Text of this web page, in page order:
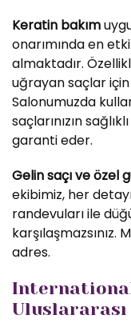
Keratin bakım
onarımında en
almaktadır.
uğrayan saçlar için
Salonumuzda
saçlarınızın
garanti eder.
Gelin saçı ve özel
ekibimiz, her
randevuları ile
karşılaşmazsınız.
adres.